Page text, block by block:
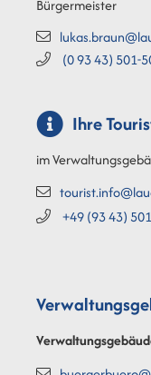
Bürgermeister
(09343) 501-
Ihre
im
+49 (9343)